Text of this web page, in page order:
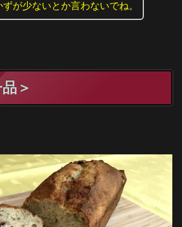
ずが少ないとか言わないでね。
＞